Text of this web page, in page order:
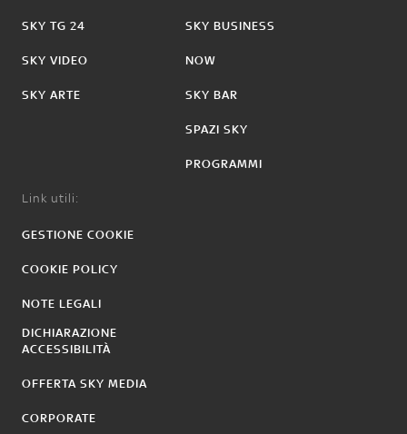
SKY TG 24
SKY VIDEO
SKY ARTE
SKY BUSINESS
NOW
SKY BAR
SPAZI SKY
PROGRAMMI
Link utili:
GESTIONE COOKIE
COOKIE POLICY
NOTE LEGALI
DICHIARAZIONE
ACCESSIBILITÀ
OFFERTA SKY MEDIA
CORPORATE